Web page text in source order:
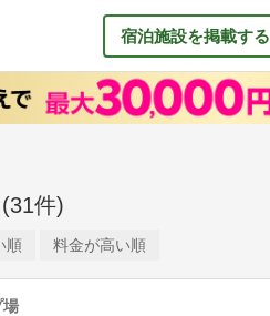
宿泊施設を掲載する
(31件)
順 料金が高い順
場